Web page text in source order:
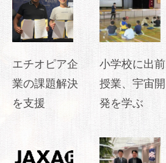
エチオピア企
業の課題解決
を支援
小学校に出前
授業、宇宙開
発を学ぶ